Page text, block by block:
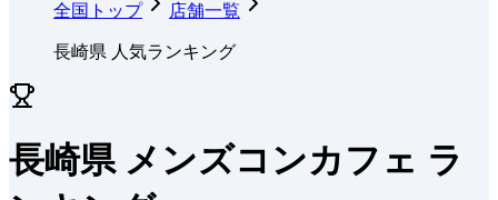
全国トップ 店舗一覧
長崎県 人気ランキング
長崎県 メンズコンカフェ ラ